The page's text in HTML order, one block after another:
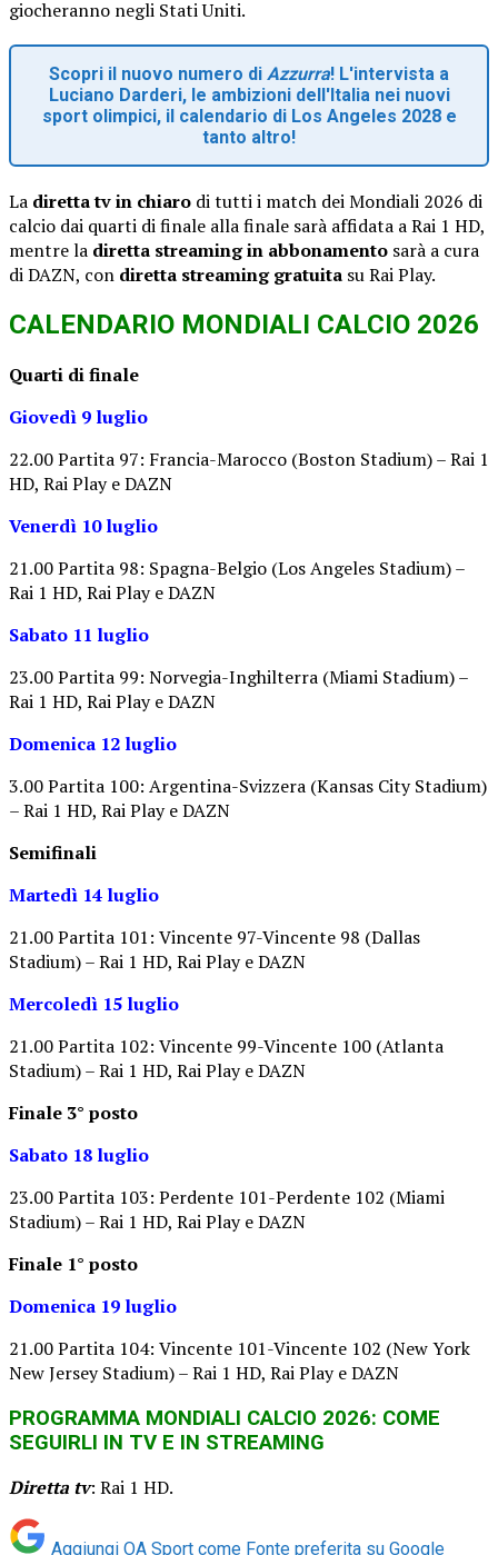
giocheranno negli Stati Uniti.
Scopri il nuovo numero di Azzurra! L'intervista a
Luciano Darderi, le ambizioni dell'Italia nei nuovi
sport olimpici, il calendario di Los Angeles 2028 e
tanto altro!
La diretta tv in chiaro di tutti i match dei Mondiali 2026 di
calcio dai quarti di finale alla finale sarà affidata a Rai 1 HD,
mentre la diretta streaming in abbonamento sarà a cura
di DAZN, con diretta streaming gratuita su Rai Play.
CALENDARIO MONDIALI CALCIO 2026
Quarti di finale
Giovedì 9 luglio
22.00 Partita 97: Francia-Marocco (Boston Stadium) – Rai 1
HD, Rai Play e DAZN
Venerdì 10 luglio
21.00 Partita 98: Spagna-Belgio (Los Angeles Stadium) –
Rai 1 HD, Rai Play e DAZN
Sabato 11 luglio
23.00 Partita 99: Norvegia-Inghilterra (Miami Stadium) –
Rai 1 HD, Rai Play e DAZN
Domenica 12 luglio
3.00 Partita 100: Argentina-Svizzera (Kansas City Stadium)
– Rai 1 HD, Rai Play e DAZN
Semifinali
Martedì 14 luglio
21.00 Partita 101: Vincente 97-Vincente 98 (Dallas
Stadium) – Rai 1 HD, Rai Play e DAZN
Mercoledì 15 luglio
21.00 Partita 102: Vincente 99-Vincente 100 (Atlanta
Stadium) – Rai 1 HD, Rai Play e DAZN
Finale 3° posto
Sabato 18 luglio
23.00 Partita 103: Perdente 101-Perdente 102 (Miami
Stadium) – Rai 1 HD, Rai Play e DAZN
Finale 1° posto
Domenica 19 luglio
21.00 Partita 104: Vincente 101-Vincente 102 (New York
New Jersey Stadium) – Rai 1 HD, Rai Play e DAZN
PROGRAMMA MONDIALI CALCIO 2026: COME
SEGUIRLI IN TV E IN STREAMING
Diretta tv: Rai 1 HD.
Aggiungi OA Sport come Fonte preferita su Google